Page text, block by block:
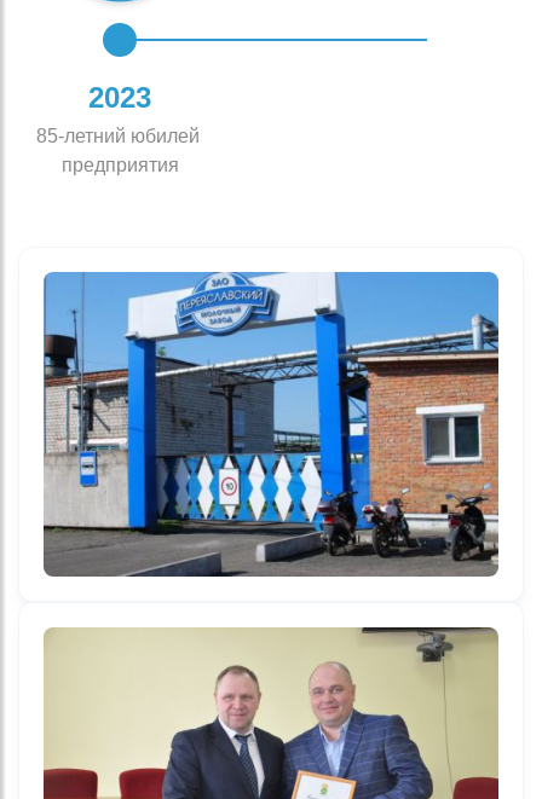
2023
85-летний юбилей
предприятия